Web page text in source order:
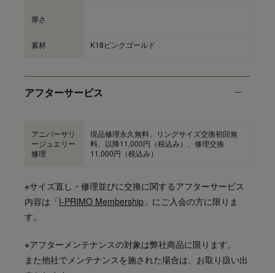
厚さ
素材 K18ピンクゴールド
アフターサービス
アニバーサリ
ージュエリー
修理
現品修理永久無料、リングサイズ交換初回無
料、以降11,000円（税込み）、修理交換
11,000円（税込み）
※サイズ直し・修理並びに交換に関するアフターサービス
内容は「I-PRIMO Membership 」にご入会の方に限りま
す。
※アフターメンテナンスの対象は弊社商品に限ります。
また他社でメンテナンスを施された場合は、お取り扱い出